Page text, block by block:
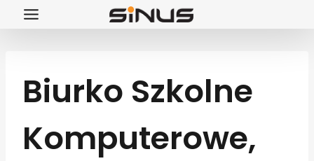
Przejdź
Biurko Szkolne
Komputerowe,